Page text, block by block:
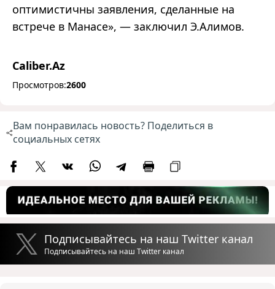
оптимистичны заявления, сделанные на
встрече в Манасе», — заключил Э.Алимов.
Caliber.Az
Просмотров:2600
Вам понравилась новость? Поделиться в
социальных сетях
Подписывайтесь на наш Twitter канал
Подписывайтесь на наш Twitter канал